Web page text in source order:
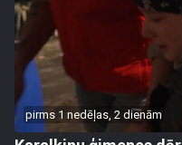
pirms 1 nedēļas, 2 dienām